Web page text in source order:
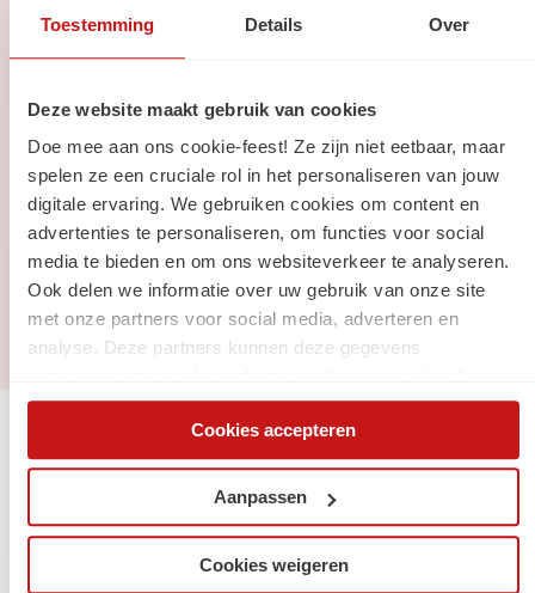
Toestemming Details Over
Deze website maakt gebruik van cookies
Doe mee aan ons cookie-feest! Ze zijn niet eetbaar, maar
spelen ze een cruciale rol in het personaliseren van jouw
digitale ervaring. We gebruiken cookies om content en
advertenties te personaliseren, om functies voor social
media te bieden en om ons websiteverkeer te analyseren.
Ook delen we informatie over uw gebruik van onze site
met onze partners voor social media, adverteren en
analyse. Deze partners kunnen deze gegevens
verstrekt of die ze hebben verzameld op basis van uw
gebruik van hun services. Via de cookieverklaring op onze
website kunt u uw toestemming op elk moment wijzigen of
Cookies accepteren
Aanpassen
Cookies weigeren
Via social media
Volg ons opLinkedin
Volg ons opInstagram
Jouw carrière
Start met een digital traineeship
Carrièretips en blogs